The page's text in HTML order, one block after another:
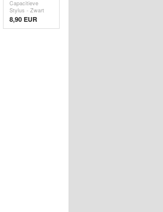
Capacitieve
Stylus - Zwart
8,90 EUR